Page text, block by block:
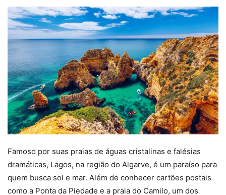
Famoso por suas praias de águas cristalinas e falésias
dramáticas, Lagos, na região do Algarve, é um paraíso para
quem busca sol e mar. Além de conhecer cartões postais
como a Ponta da Piedade e a praia do Camilo, um dos